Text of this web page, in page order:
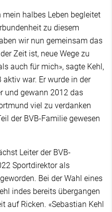
halbes Leben begleitet
zu diesem
wir nun gemeinsam das
Zeit ist, neue Wege zu
auch für mich», sagte Kehl,
war. Er wurde in der
und gewann 2012 das
viel zu verdanken
der BVB-Familie gewesen
Leiter der BVB-
Sportdirektor als
Bei der Wahl eines
indes bereits übergangen
auf Ricken. «Sebastian Kehl